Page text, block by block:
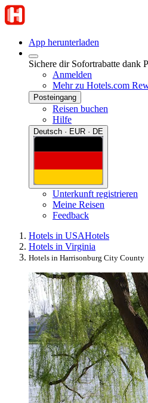
App herunterladen
Sichere dir Sofortrabatte dank
Anmelden
Mehr zu Hotels.com
Posteingang
Reisen buchen
Hilfe
Deutsch · EUR · DE
Unterkunft registrieren
Meine Reisen
Feedback
Hotels in USAHotels
Hotels in Virginia
Hotels in Harrisonburg City County